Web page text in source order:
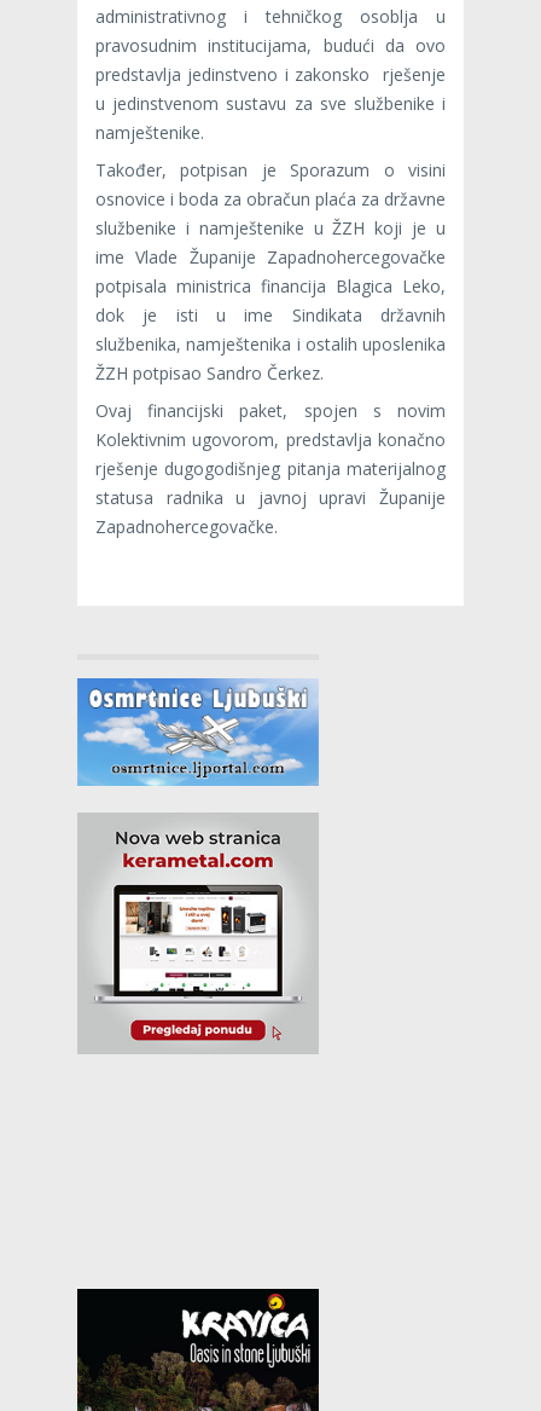
administrativnog i tehničkog osoblja u
pravosudnim institucijama, budući da ovo
predstavlja jedinstveno i zakonsko rješenje
u jedinstvenom sustavu za sve službenike i
namještenike.
Također, potpisan je Sporazum o visini
osnovice i boda za obračun plaća za državne
službenike i namještenike u ŽZH koji je u
ime Vlade Županije Zapadnohercegovačke
potpisala ministrica financija Blagica Leko,
dok je isti u ime Sindikata državnih
službenika, namještenika i ostalih uposlenika
ŽZH potpisao Sandro Čerkez.
Ovaj financijski paket, spojen s novim
Kolektivnim ugovorom, predstavlja konačno
rješenje dugogodišnjeg pitanja materijalnog
statusa radnika u javnoj upravi Županije
Zapadnohercegovačke.